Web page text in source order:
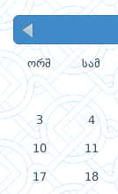
ორშ სამ
3 4
10 11
17 18